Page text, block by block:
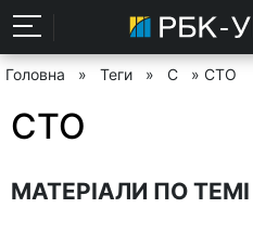
Головна » Теги » С » СТО
СТО
МАТЕРІАЛИ ПО ТЕМІ